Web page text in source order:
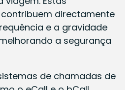
directamente
e a gravidade
a segurança
de chamadas de